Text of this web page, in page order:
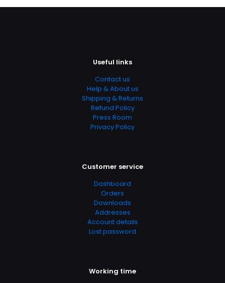
Useful links
Contact us
Help & About us
Shipping & Returns
Refund Policy
Press Room
Privacy Policy
Customer service
Dashboard
Orders
Downloads
Addresses
Account details
Lost password
Working time